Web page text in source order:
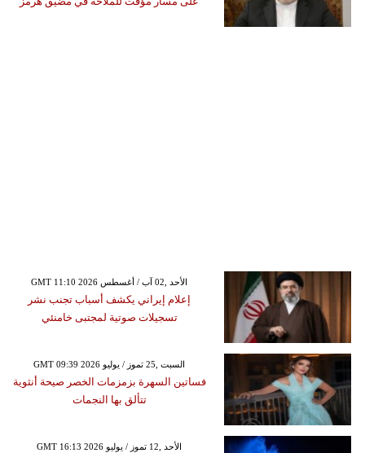
GMT 11:10 2026 الأحد ,02 آب / أغسطس
إعلام إيراني يكشف أسباب تجنب نشر
تسجيلات صوتية لمجتبى خامنئي
GMT 09:39 2026 السبت ,25 تموز / يوليو
فساتين السهرة بزمزمات الخصر صيحة أنثوية
تتألق بها النجمات
GMT 16:13 2026 الأحد ,12 تموز / يوليو